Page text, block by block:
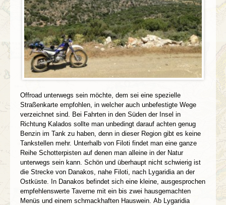
Offroad unterwegs sein möchte, dem sei eine spezielle
Straßenkarte empfohlen, in welcher auch unbefestigte Wege
verzeichnet sind.
Bei Fahrten in den Süden der Insel in
Richtung Kalados sollte man unbedingt darauf achten genug
Benzin im Tank zu haben, denn in dieser Region gibt es keine
Tankstellen mehr. Unterhalb von Filoti findet man eine ganze
Reihe Schotterpisten auf denen man alleine in der Natur
unterwegs sein kann. Schön und überhaupt nicht schwierig ist
die Strecke von Danakos, nahe Filoti, nach Lygaridia an der
Ostküste. In Danakos befindet sich eine kleine, ausgesprochen
empfehlenswerte Taverne mit ein bis zwei hausgemachten
Menüs und einem schmackhaften Hauswein. Ab Lygaridia